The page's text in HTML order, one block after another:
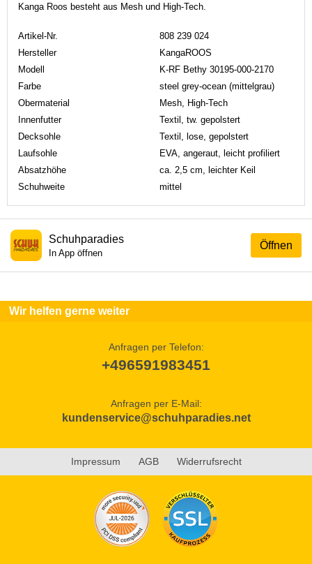
Kanga Roos besteht aus Mesh und High-Tech.
Artikel-Nr.
808 239 024
Hersteller
KangaROOS
Modell
K-RF Bethy 30195-000-2170
Farbe
steel grey-ocean (mittelgrau)
Obermaterial
Mesh, High-Tech
Innenfutter
Textil, tw. gepolstert
Decksohle
Textil, lose, gepolstert
Laufsohle
EVA, angeraut, leicht profiliert
Absatzhöhe
ca. 2,5 cm, leichter Keil
Schuhweite
mittel
Öffnen
Schuhparadies
In App öffnen
Wir helfen gerne weiter
Anfragen per Telefon:
+496591983451
Anfragen per E-Mail:
kundenservice@schuhparadies.net
Impressum AGB Widerrufsrecht